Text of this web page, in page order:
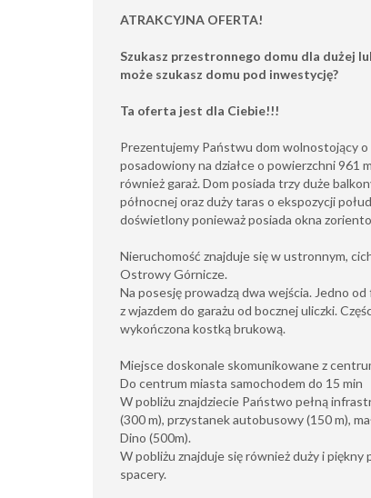
ATRAKCYJNA OFERTA!
Szukasz przestronnego domu dla dużej
może szukasz domu pod inwestycję?
Ta oferta jest dla Ciebie!!!
Prezentujemy Państwu dom wolnostojący
posadowiony na działce o powierzchni 961
również garaż. Dom posiada trzy duże
północnej oraz duży taras o ekspozycji
doświetlony ponieważ posiada okna
Nieruchomość znajduje się w ustronnym,
Ostrowy Górnicze.
Na posesję prowadzą dwa wejścia. Jedno
z wjazdem do garażu od bocznej uliczki.
wykończona kostką brukową.
Miejsce doskonale skomunikowane z
Do centrum miasta samochodem do 15 min
W pobliżu znajdziecie Państwo pełną
(300 m), przystanek autobusowy (150 m),
Dino (500m).
W pobliżu znajduje się również duży i
spacery.